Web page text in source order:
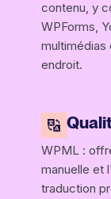
contenu, y
WPForms,
multimédias
endroit.
WPML :
manuelle et
traduction